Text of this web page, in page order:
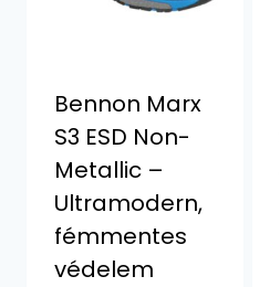
Bennon Marx
S3 ESD Non-
Metallic –
Ultramodern,
fémmentes
védelem